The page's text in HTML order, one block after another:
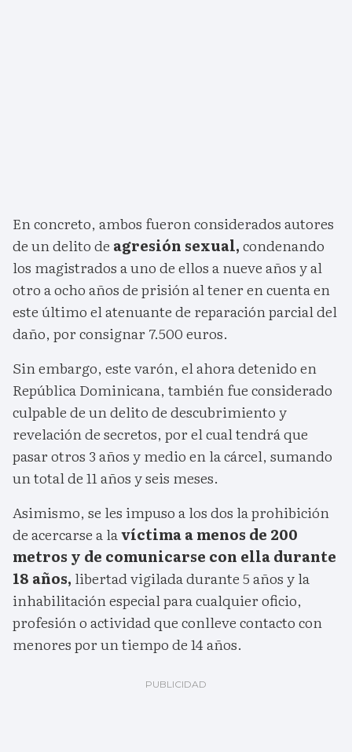
En concreto, ambos fueron considerados autores
de un delito de agresión sexual,condenando
los magistrados a uno de ellos a nueve años y al
otro a ocho años de prisión al tener en cuenta en
este último el atenuante de reparación parcial del
daño, por consignar 7.500 euros.
Sin embargo, este varón, el ahora detenido en
República Dominicana, también fue considerado
culpable de un delito de descubrimiento y
revelación de secretos, por el cual tendrá que
pasar otros 3 años y medio en la cárcel, sumando
un total de 11 años y seis meses.
Asimismo, se les impuso a los dos la prohibición
de acercarse a lavíctima a menos de 200
metros y de comunicarse con ella durante
18 años, libertad vigilada durante 5 años y la
inhabilitación especial para cualquier oficio,
profesión o actividad que conlleve contacto con
menores por un tiempo de 14 años.